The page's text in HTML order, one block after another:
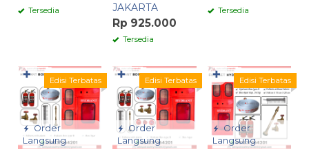
Tersedia
JAKARTA
Rp 925.000
Tersedia
Tersedia
Order
Langsung
Edisi Terbatas
✚
Order
Langsung
Edisi Terbatas
✚
Order
Langsung
Edisi Terbatas
✚